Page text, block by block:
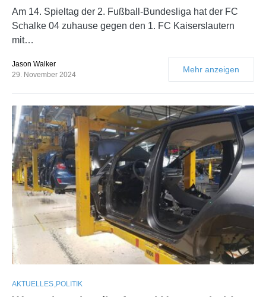
Am 14. Spieltag der 2. Fußball-Bundesliga hat der FC
Schalke 04 zuhause gegen den 1. FC Kaiserslautern
mit…
Jason Walker
29. November 2024
Mehr anzeigen
AKTUELLES POLITIK